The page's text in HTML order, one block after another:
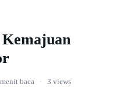
baca · 3 views